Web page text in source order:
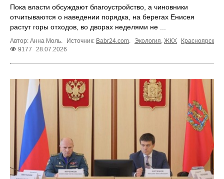
Пока власти обсуждают благоустройство, а чиновники
отчитываются о наведении порядка, на берегах Енисея
растут горы отходов, во дворах неделями не ...
Автор: Анна Моль. Источник: Babr24.com. Экология, ЖКХ
Красноярск
9177
28.07.2026